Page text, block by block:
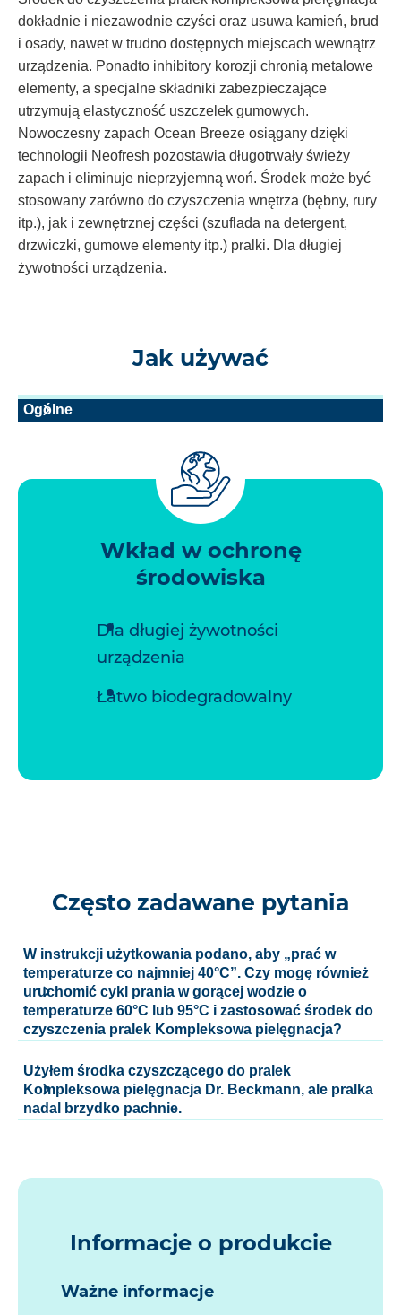
dokładnie i niezawodnie czyści oraz usuwa kamień, brud
i osady, nawet w trudno dostępnych miejscach wewnątrz
urządzenia. Ponadto inhibitory korozji chronią metalowe
elementy, a specjalne składniki zabezpieczające
utrzymują elastyczność uszczelek gumowych.
Nowoczesny zapach Ocean Breeze osiągany dzięki
technologii Neofresh pozostawia długotrwały świeży
zapach i eliminuje nieprzyjemną woń. Środek może być
stosowany zarówno do czyszczenia wnętrza (bębny, rury
itp.), jak i zewnętrznej części (szuflada na detergent,
drzwiczki, gumowe elementy itp.) pralki. Dla długiej
żywotności urządzenia.
Jak używać
Ogólne
Wkład w ochronę
środowiska
Dla długiej żywotności
urządzenia
Łatwo biodegradowalny
Często zadawane pytania
W instrukcji użytkowania podano, aby „prać w
temperaturze co najmniej 40°C”. Czy mogę również
uruchomić cykl prania w gorącej wodzie o
temperaturze 60°C lub 95°C i zastosować środek do
czyszczenia pralek Kompleksowa pielęgnacja?
Użyłem środka czyszczącego do pralek
Kompleksowa pielęgnacja Dr. Beckmann, ale pralka
nadal brzydko pachnie.
Informacje o produkcie
Ważne informacje